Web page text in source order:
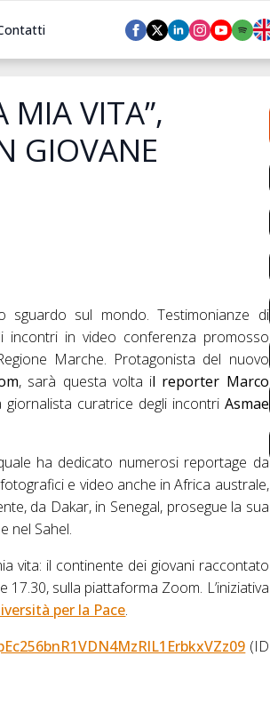
MIA VITA”,
GIOVANE
sguardo sul mondo. Testimonianze di
incontri in video conferenza promosso
Marche. Protagonista del nuovo
, sarà questa volta il reporter Marco
curatrice degli incontri Asmae
ha dedicato numerosi reportage da
e video anche in Africa australe,
da Dakar, in Senegal, prosegue la sua
nel Sahel.
vita: il continente dei giovani raccontato
sulla piattaforma Zoom. L’iniziativa
per la Pace.
(ID